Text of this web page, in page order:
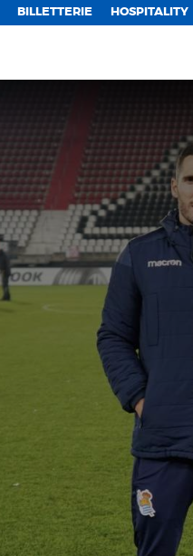
BILLETTERIE HOSPITALITY